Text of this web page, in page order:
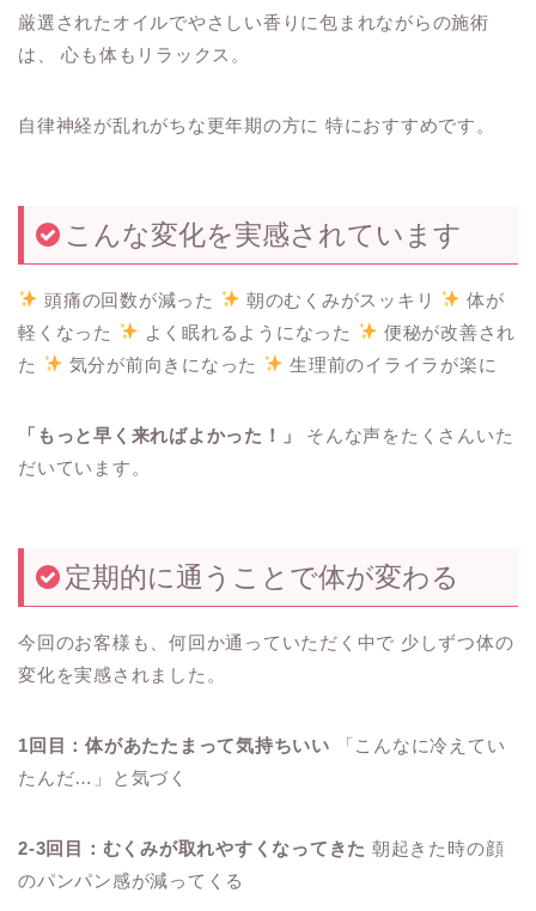
厳選されたオイルでやさしい香りに包まれながらの施術
は、 心も体もリラックス。
自律神経が乱れがちな更年期の方に 特におすすめです。
こんな変化を実感されています
頭痛の回数が減った 朝のむくみがスッキリ
体が
軽くなった
よく眠れるようになった
便秘が改善され
た
気分が前向きになった 生理前のイライラが楽に
「もっと早く来ればよかった！」
そんな声をたくさんいた
だいています。
定期的に通うことで体が変わる
今回のお客様も、何回か通っていただく中で 少しずつ体の
変化を実感されました。
1回目：体があたたまって気持ちいい 「こんなに冷えてい
たんだ…」と気づく
2-3回目：むくみが取れやすくなってきた 朝起きた時の顔
のパンパン感が減ってくる